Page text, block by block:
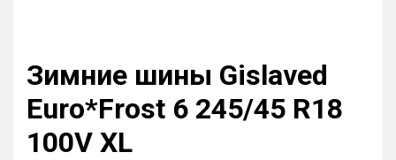
Зимние шины Gislaved
Euro*Frost 6 245/45 R18
100V XL